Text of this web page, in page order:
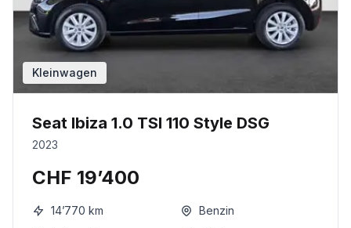
Kleinwagen
Seat Ibiza 1.0 TSI 110 Style DSG
2023
CHF 19’400
14’770 km
Benzin